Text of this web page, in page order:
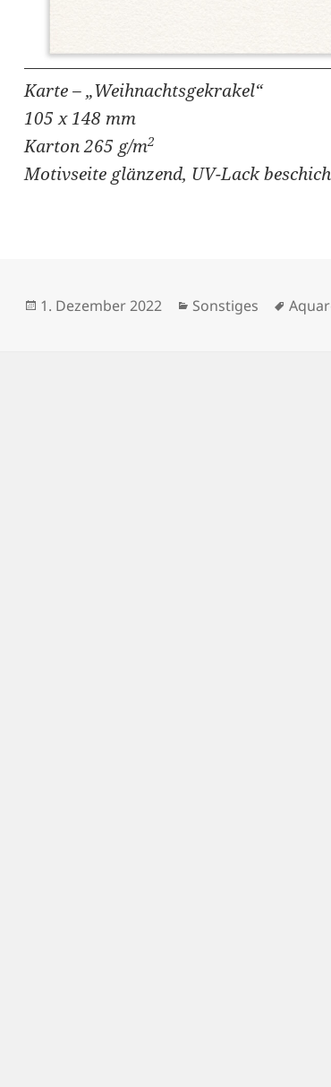
Karte – „Weihnachtsgekrakel“
105 x 148 mm
Karton 265 g/m2
Motivseite glänzend, UV-Lack
Veröffentlicht
1. Dezember 2022 Kategorien
Sonstiges